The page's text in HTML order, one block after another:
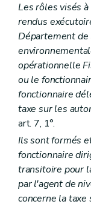
Les rôles visés
rendus
Département
opérationnelle
ou le
fonctionnaire
taxe sur les
art. 7, 1°.
Ils sont formés
fonctionnaire
transitoire pour
par l'agent de
concerne la